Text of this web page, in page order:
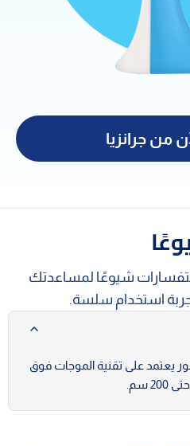
من جرانزيا
شيوعًا لمساعدتك
استخدام سلسة.
على تقنية الموجات فوق
سم.